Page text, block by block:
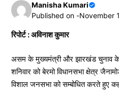
Manisha Kumari
Published on -November
रिपोर्ट : अविनाश कुमार
असम के मुख्यमंत्री और झारखंड चुनाव के
शनिवार को बेरमो विधानसभा क्षेत्र
विशाल जनसभा को सम्बोधित करते हुए